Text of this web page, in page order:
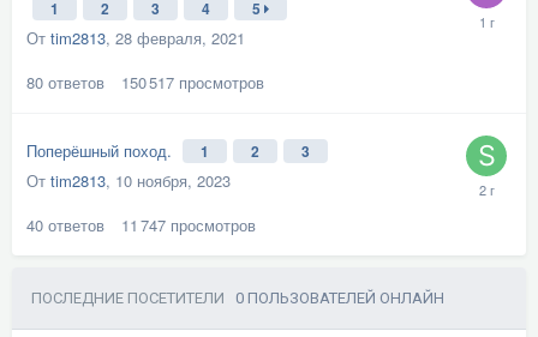
1 2 3 4 5
От tim2813, 28 февраля, 2021
80 ответов 150 517 просмотров
Поперёшный поход. 1 2 3
От tim2813, 10 ноября, 2023
40 ответов 11 747 просмотров
ПОСЛЕДНИЕ ПОСЕТИТЕЛИ 0 ПОЛЬЗОВАТЕЛЕЙ ОНЛАЙН